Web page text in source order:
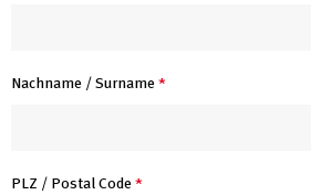
Nachname / Surname*
PLZ / Postal Code*